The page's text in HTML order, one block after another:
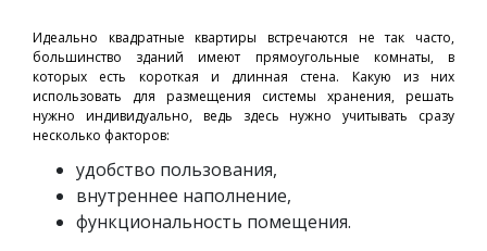
Идеально квадратные квартиры встречаются не так часто,
большинство зданий имеют прямоугольные комнаты, в
которых есть короткая и длинная стена. Какую из них
использовать для размещения системы хранения, решать
нужно индивидуально, ведь здесь нужно учитывать сразу
несколько факторов:
удобство пользования,
внутреннее наполнение,
функциональность помещения.